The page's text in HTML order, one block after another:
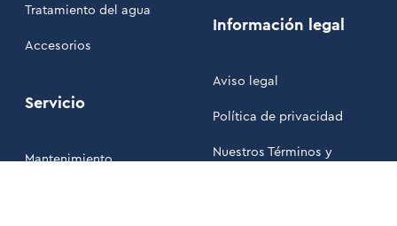
Tratamiento del agua
Accesorios
Servicio
Mantenimiento
Información legal
Aviso legal
Política de privacidad
Nuestros Términos y